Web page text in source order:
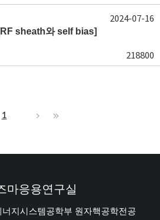
sheath와 self bias]
218800
2024-07-16
1
마응용연구실
지시스템공학부 원자핵공학전공